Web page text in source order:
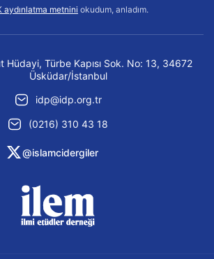
aydınlatma metnini okudum, anladım.
Hüdayi, Türbe Kapısı Sok. No: 13, 34672
Üsküdar/İstanbul
idp@idp.org.tr
(0216) 310 43 18
@islamcidergiler